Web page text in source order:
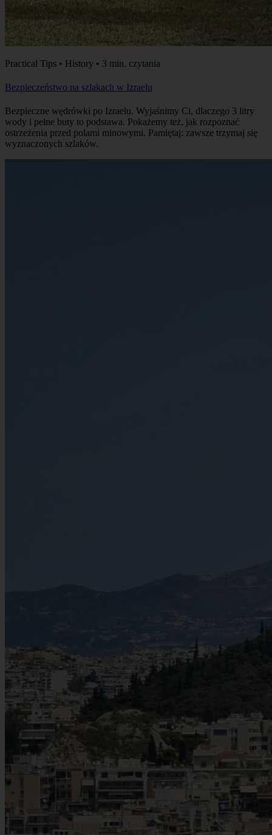
Practical Tips • History • 3 min. czytania
Bezpieczeństwo na szlakach w Izraelu
Bezpieczne wędrówki po Izraelu. Wyjaśnimy Ci, dlaczego 3 litry
wody i pełne buty to podstawa. Pokażemy też, jak rozpoznać
ostrzeżenia przed polami minowymi. Pamiętaj: zawsze trzymaj się
wyznaczonych szlaków.